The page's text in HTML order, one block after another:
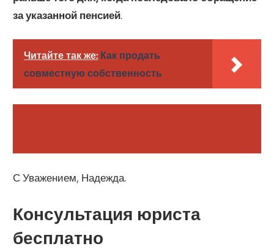
за указанной пенсией.
Читайте так же: Как продать
совместную собственность
С Уважением, Надежда.
Консультация юриста
бесплатно